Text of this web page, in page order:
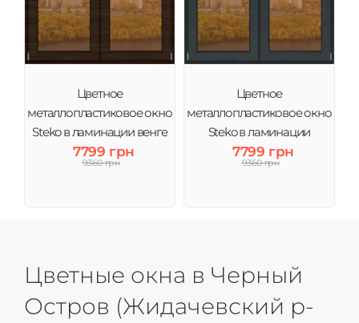
Цветное
металлопластиковое окно
Steko в ламинации венге
тонировка бронза
7799 грн
9360 грн
Цветное
металлопластиковое окно
Steko в ламинации
Антрацит тонировка
бронза
7799 грн
9360 грн
Цветные окна в Черный
Остров (Жидачевский р-